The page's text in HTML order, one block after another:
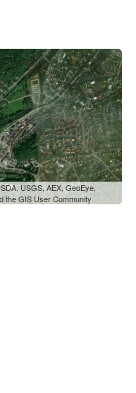
USGS, AEX, GeoEye,
the GIS User Community